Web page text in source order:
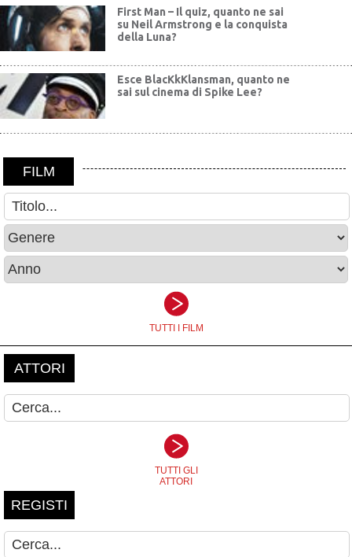
First Man – Il quiz, quanto ne sai
su Neil Armstrong e la conquista
della Luna?
Esce BlacKkKlansman, quanto ne
sai sul cinema di Spike Lee?